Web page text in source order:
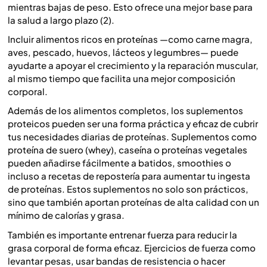
mientras bajas de peso. Esto ofrece una mejor base para
la salud a largo plazo (2).
Incluir alimentos ricos en proteínas —como carne magra,
aves, pescado, huevos, lácteos y legumbres— puede
ayudarte a apoyar el crecimiento y la reparación muscular,
al mismo tiempo que facilita una mejor composición
corporal.
Además de los alimentos completos, los suplementos
proteicos pueden ser una forma práctica y eficaz de cubrir
tus necesidades diarias de proteínas. Suplementos como
proteína de suero (whey), caseína o proteínas vegetales
pueden añadirse fácilmente a batidos, smoothies o
incluso a recetas de repostería para aumentar tu ingesta
de proteínas. Estos suplementos no solo son prácticos,
sino que también aportan proteínas de alta calidad con un
mínimo de calorías y grasa.
También es importante entrenar fuerza para reducir la
grasa corporal de forma eficaz. Ejercicios de fuerza como
levantar pesas, usar bandas de resistencia o hacer